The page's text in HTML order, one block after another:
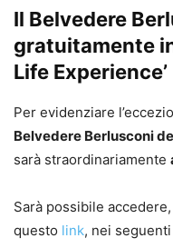
Il Belvedere
gratuitamente
Life Experience’
Per evidenziare
Belvedere Berlusconi
sarà straordinariamente
Sarà possibile
questo link, nei